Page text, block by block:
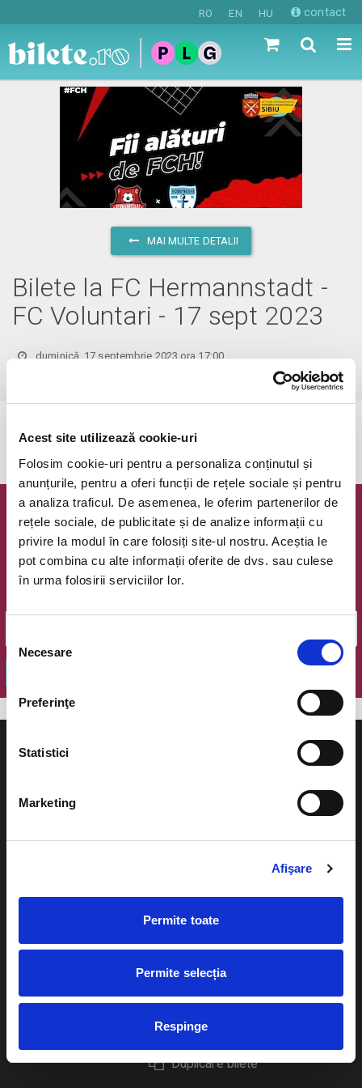
Acest site utilizează cookie-uri
Folosim cookie-uri pentru a personaliza conținutul și
anunțurile, pentru a oferi funcții de rețele sociale și pentru
a analiza traficul. De asemenea, le oferim partenerilor de
rețele sociale, de publicitate și de analize informații cu
privire la modul în care folosiți site-ul nostru. Aceștia le
pot combina cu alte informații oferite de dvs. sau culese
în urma folosirii serviciilor lor.
consimțământului
Necesare
Preferinţe
Statistici
Marketing
Afişare
Permite toate
Permite selecția
Respinge
RO EN HU contact
MAI MULTE DETALII
Bilete la FC Hermannstadt -
FC Voluntari - 17 sept 2023
duminică, 17 septembrie 2023 ora 17:00
Evenimentul a expirat.
Newsletter @ Bilete.ro
Oferte exclusive si o editie saptamanala cu cele mai noi
evenimente.
Cum comand bilete?
Plata online sau cash
eBilet printat acasa
Livrare prin curier
Returnare bilete
Duplicare bilete
Evenimente
festivaluri
Pentru copii